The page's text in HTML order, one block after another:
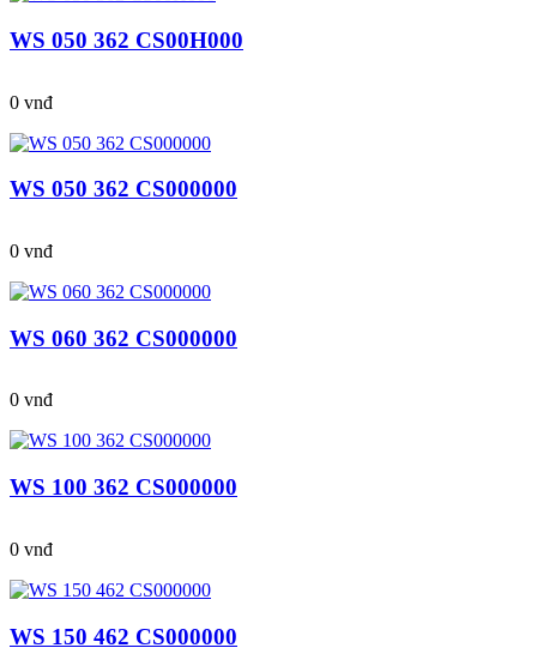
WS 050 362 CS00H000
0 vnđ
WS 050 362 CS000000
0 vnđ
WS 060 362 CS000000
0 vnđ
WS 100 362 CS000000
0 vnđ
WS 150 462 CS000000